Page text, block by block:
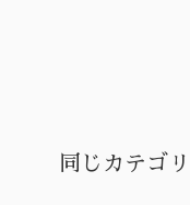
同じカテゴ